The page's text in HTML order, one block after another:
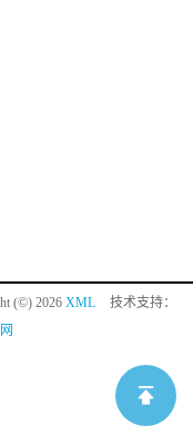
(©) 2026 XML
技术支持：